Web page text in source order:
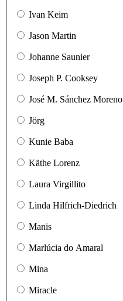
Ivan Keim
Jason Martin
Johanne Saunier
Joseph P. Cooksey
José M. Sánchez Moreno
Jörg
Kunie Baba
Käthe Lorenz
Laura Virgillito
Linda Hilfrich-Diedrich
Manis
Marlúcia do Amaral
Mina
Miracle